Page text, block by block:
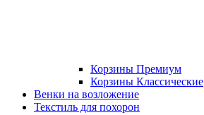
Корзины Премиум
Корзины Классические
Венки на возложение
Текстиль для похорон